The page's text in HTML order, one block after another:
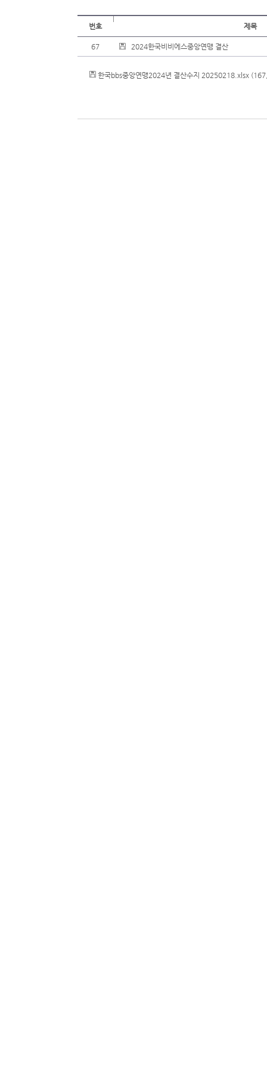
번호 제목
67 2024한국비비에스중앙연맹 결산
한국bbs중앙연맹2024년 결산수지 20250218.xlsx